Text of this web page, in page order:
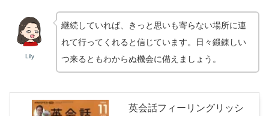
Lily
継続していれば、きっと思いも寄らない場所に連
れて行ってくれると信じています。日々鍛錬しい
つ来るともわからぬ機会に備えましょう。
英会話フィーリングリッシ